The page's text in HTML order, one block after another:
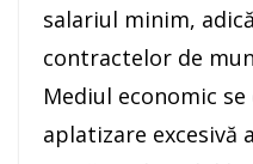
salariul minim,
contractelor de
Mediul economic
aplatizare excesivă